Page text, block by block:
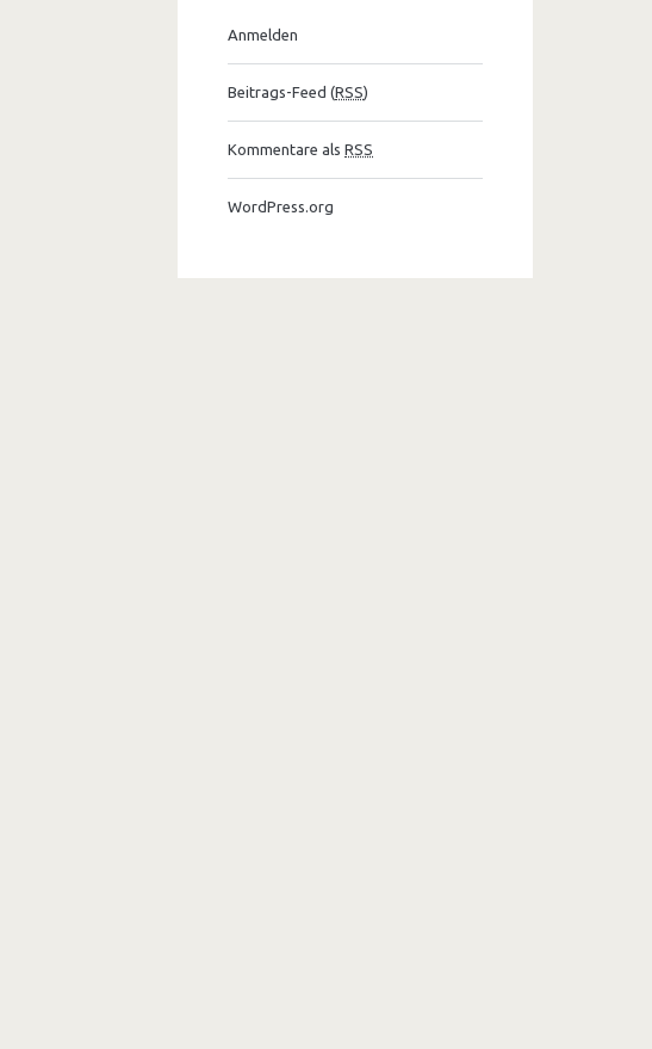
Anmelden
Beitrags-Feed (RSS)
Kommentare alsRSS
WordPress.org